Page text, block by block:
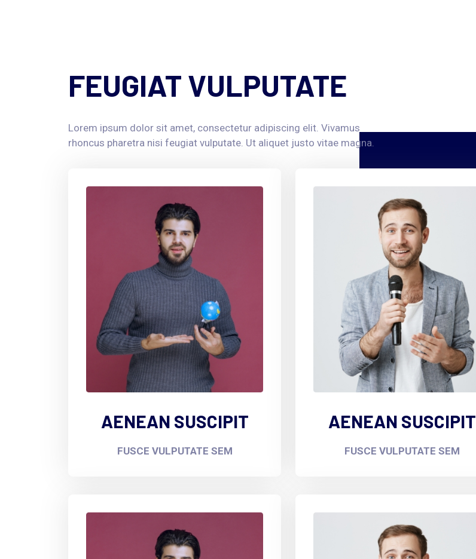
FEUGIAT VULPUTATE
Lorem ipsum dolor sit amet, consectetur adipiscing elit. Vivamus
rhoncus pharetra nisi feugiat vulputate. Ut aliquet justo vitae magna.
AENEAN SUSCIPIT
FUSCE VULPUTATE SEM
AENEAN SUSCIPIT
FUSCE VULPUTATE SEM